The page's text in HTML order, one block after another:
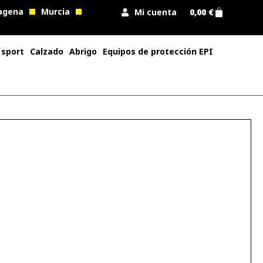
Murcia Mi cuenta 0,00 €
sport Calzado Abrigo Equipos de protección EPI